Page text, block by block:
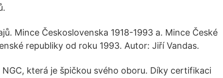
Mince Československa 1918-1993 a. Mince České
republiky od roku 1993. Autor: Jiří Vandas.
která je špičkou svého oboru. Díky certifikaci